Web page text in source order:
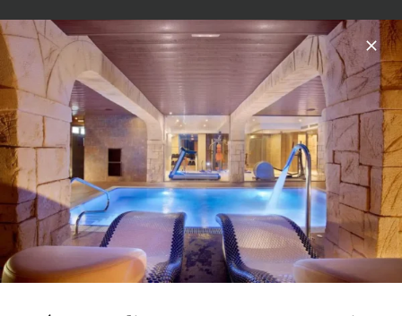
Intérieure
Chambre intérieure avec
climatisation.
Taille: 12 m²